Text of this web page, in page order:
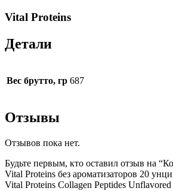
Vital Proteins
Детали
Вес брутто, гр 687
Отзывы
Отзывов пока нет.
Будьте первым, кто оставил отзыв на
Vital Proteins без ароматизаторов 20
Vital Proteins Collagen Peptides